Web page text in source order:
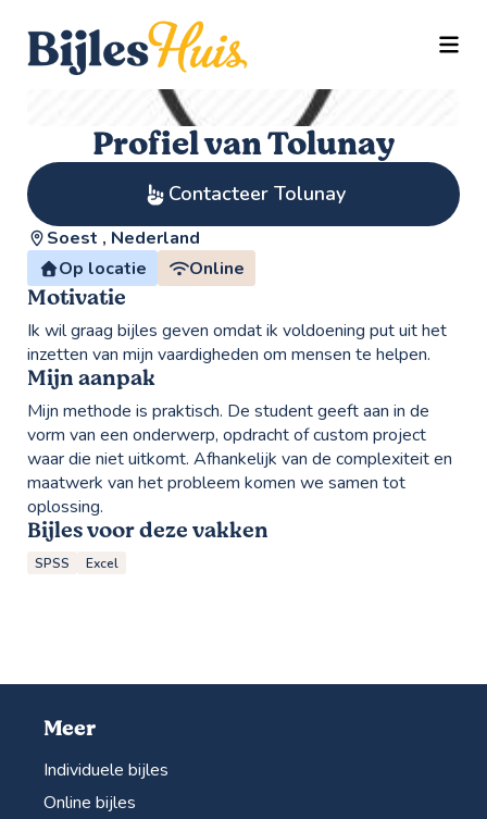
Profiel van Tolunay
Contacteer Tolunay
Soest , Nederland
Op locatie
Online
Motivatie
Ik wil graag bijles geven omdat ik voldoening put uit het
inzetten van mijn vaardigheden om mensen te helpen.
Mijn aanpak
Mijn methode is praktisch. De student geeft aan in de
vorm van een onderwerp, opdracht of custom project
waar die niet uitkomt. Afhankelijk van de complexiteit en
maatwerk van het probleem komen we samen tot
oplossing.
Bijles voor deze vakken
SPSS Excel
Meer
Individuele bijles
Online bijles